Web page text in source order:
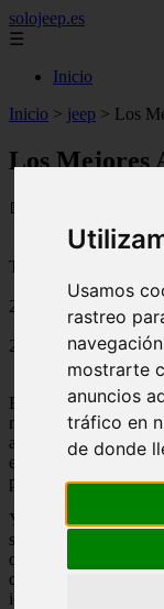
Usamos
rastreo
mostrarte
anuncios
tráfico en
de donde
solojeep.es
☰
Inicio
Inicio > jeep > Los
Los Mejores
📅 03/09/2025
Tutoriales para el Auto
2010-12-13
2542
En las últimasferias
modelos más
automotor durante el
el mundo, este año
pudo ver.
Y aún cuando se dice
solamente ponían en
que estos tiempos no
que también se
idea de lo que se